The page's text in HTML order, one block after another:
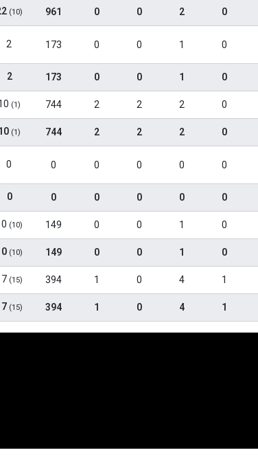
(10) 961 0 0 2 0
2 173 0 0 1 0
2 173 0 0 1 0
(1) 744 2 2 2 0
(1) 744 2 2 2 0
0 0 0 0 0 0
0 0 0 0 0 0
(10) 149 0 0 1 0
(10) 149 0 0 1 0
(15) 394 1 0 4 1
(15) 394 1 0 4 1